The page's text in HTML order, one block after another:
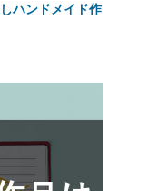
ハンドメイド作